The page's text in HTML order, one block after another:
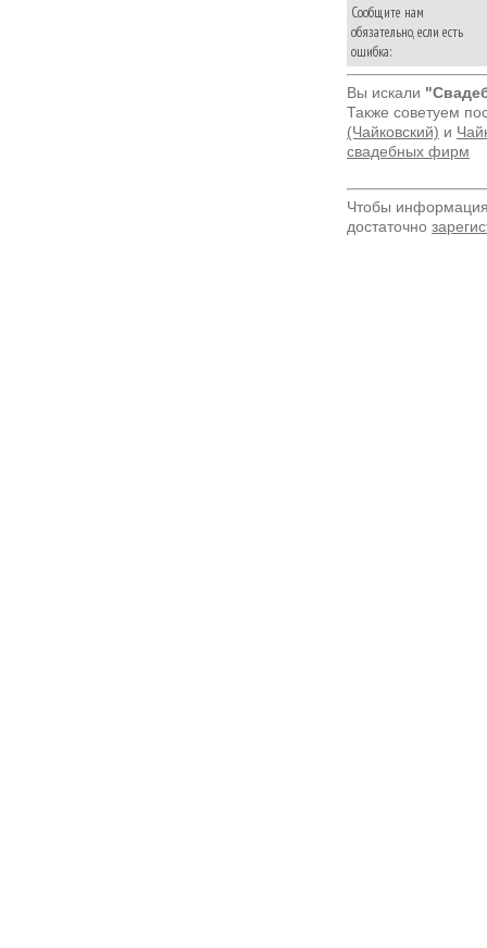
Сообщите нам
обязательно, если есть
ошибка:
Вы искали
Также советуем
(Чайковский) и
свадебных фирм
Чтобы
достаточно